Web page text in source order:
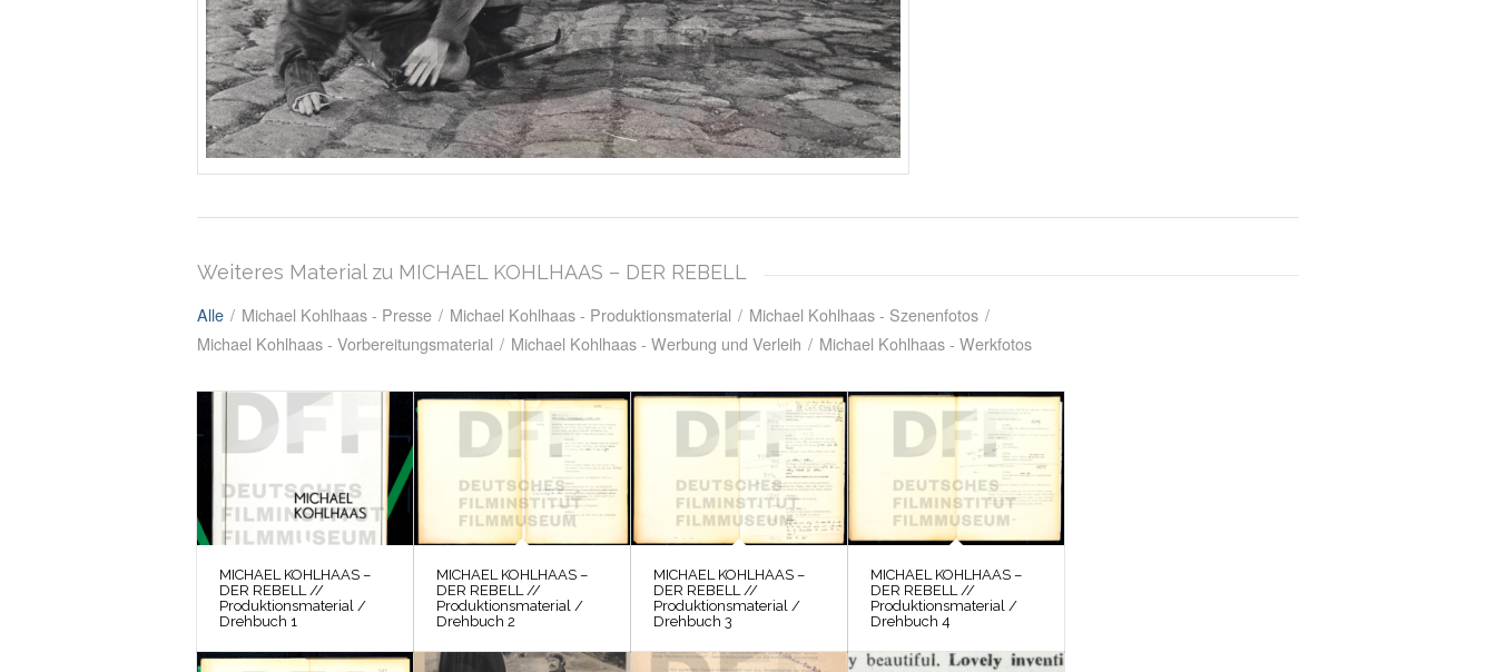
Weiteres Material zu MICHAEL KOHLHAAS – DER REBELL
Alle / Michael Kohlhaas - Presse / Michael Kohlhaas - Produktionsmaterial / Michael Kohlhaas - Szenenfotos /
Michael Kohlhaas - Vorbereitungsmaterial / Michael Kohlhaas - Werbung und Verleih / Michael Kohlhaas - Werkfotos
MICHAEL KOHLHAAS –
DER REBELL //
Produktionsmaterial /
Drehbuch 1
MICHAEL KOHLHAAS –
DER REBELL //
Produktionsmaterial /
Drehbuch 2
MICHAEL KOHLHAAS –
DER REBELL //
Produktionsmaterial /
Drehbuch 3
MICHAEL KOHLHAAS –
DER REBELL //
Produktionsmaterial /
Drehbuch 4